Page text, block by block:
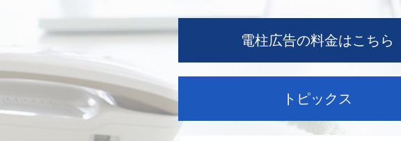
電柱広告の料金はこちら
トピックス